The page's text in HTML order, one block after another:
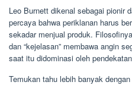
Leo Burnett dikenal sebagai pionir
percaya bahwa periklanan harus
sekadar menjual produk.
dan “kejelasan” membawa angin
saat itu didominasi oleh
Temukan tahu lebih banyak